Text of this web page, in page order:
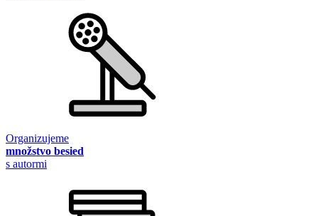
Organizujeme
množstvo besied
s autormi